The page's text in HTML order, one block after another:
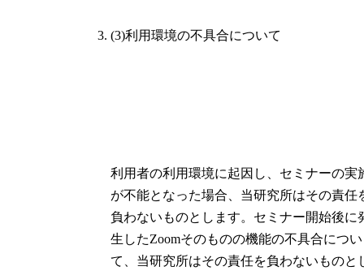
(3)利用環境の不具合について
利用者の利用環境に起因し、セミナーの実
が不能となった場合、当研究所はその責任
負わないものとします。セミナー開始後に
生したZoomそのものの機能の不具合につい
て、当研究所はその責任を負わないものと